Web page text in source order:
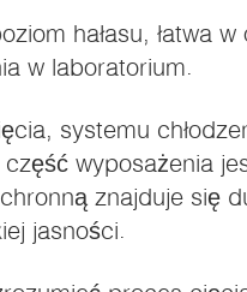
hałasu, łatwa w
w laboratorium.
systemu
wyposażenia
znajduje się
jasności.